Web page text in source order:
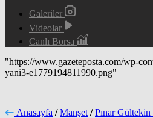
Galeriler
Videolar
Canlı Borsa
"https://www.gazeteposta.com/wp-
yani3-e1779194811990.png"
Anasayfa / Manşet / Pınar